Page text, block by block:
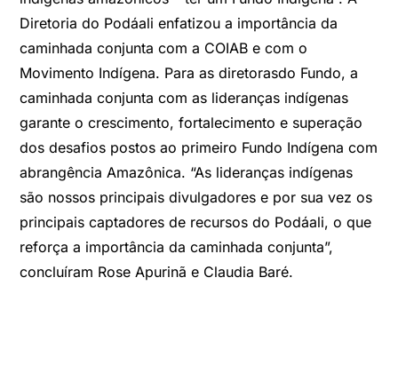
Diretoria do Podáali enfatizou a importância da
caminhada conjunta com a COIAB e com o
Movimento Indígena. Para as diretorasdo Fundo, a
caminhada conjunta com as lideranças indígenas
garante o crescimento, fortalecimento e superação
dos desafios postos ao primeiro Fundo Indígena com
abrangência Amazônica. “As lideranças indígenas
são nossos principais divulgadores e por sua vez os
principais captadores de recursos do Podáali, o que
reforça a importância da caminhada conjunta”,
concluíram Rose Apurinã e Claudia Baré.